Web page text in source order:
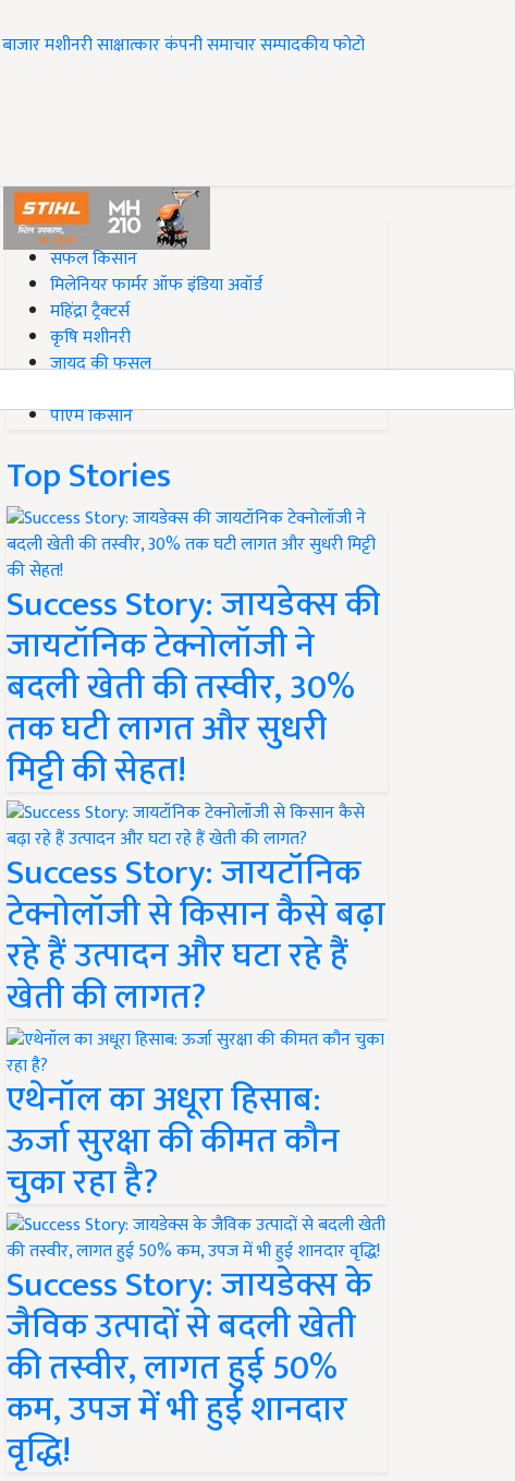
बाजारमशीनरीसाक्षात्कारकंपनी समाचारसम्पादकीयफोटो
#Top on Krishi Jagran
सफल किसान
मिलेनियर फार्मर ऑफ इंडिया अवॉर्ड
महिंद्रा ट्रैक्टर्स
कृषि मशीनरी
जायद की फसल
पीएम किसान
Top Stories
Success Story: जायडेक्स की
जायटॉनिक टेक्नोलॉजी ने
बदली खेती की तस्वीर, 30%
तक घटी लागत और सुधरी
मिट्टी की सेहत!
Success Story: जायटॉनिक
टेक्नोलॉजी से किसान कैसे बढ़ा
रहे हैं उत्पादन और घटा रहे हैं
खेती की लागत?
एथेनॉल का अधूरा हिसाब:
ऊर्जा सुरक्षा की कीमत कौन
चुका रहा है?
Success Story: जायडेक्स के
जैविक उत्पादों से बदली खेती
की तस्वीर, लागत हुई 50%
कम, उपज में भी हुई शानदार
वृद्धि!